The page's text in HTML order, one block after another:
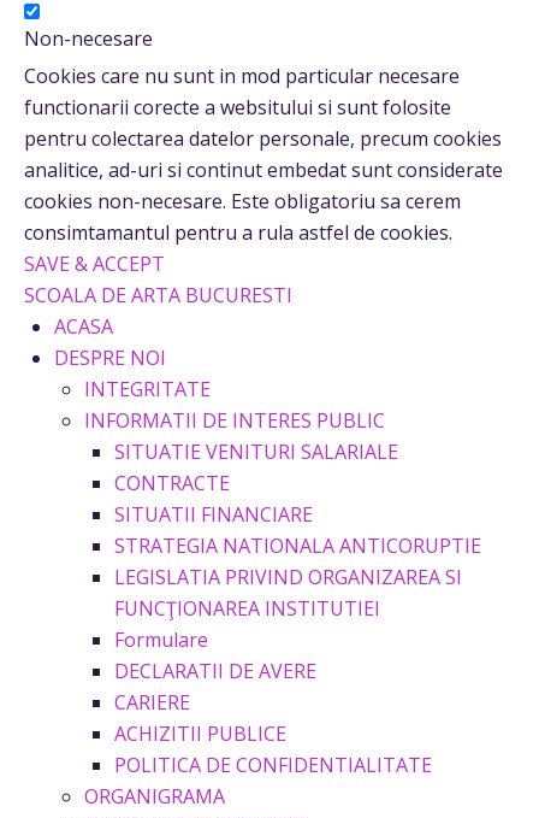
Non-necesare
Cookies care nu sunt in mod particular necesare
functionarii corecte a websitului si sunt folosite
pentru colectarea datelor personale, precum cookies
analitice, ad-uri si continut embedat sunt considerate
cookies non-necesare. Este obligatoriu sa cerem
consimtamantul pentru a rula astfel de cookies.
SAVE & ACCEPT
SCOALA DE ARTA BUCURESTI
ACASA
DESPRE NOI
INTEGRITATE
INFORMATII DE INTERES PUBLIC
SITUATIE VENITURI SALARIALE
CONTRACTE
SITUATII FINANCIARE
STRATEGIA NATIONALA ANTICORUPTIE
LEGISLATIA PRIVIND ORGANIZAREA SI
FUNCŢIONAREA INSTITUTIEI
Formulare
DECLARATII DE AVERE
CARIERE
ACHIZITII PUBLICE
POLITICA DE CONFIDENTIALITATE
ORGANIGRAMA